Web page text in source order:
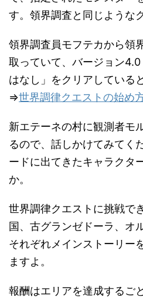
す。領界調査と同じような
領界調査員モフテカから領
取っていて、バージョン
はなし」をクリアしている
⇒世界調律クエストの始め
新エテーネの村に観測者モ
るので、話しかけてみてく
ードに出てきたキャラクタ
か。
世界調律クエストに挑戦で
国、古グランゼドーラ、オ
それぞれメインストーリー
ますよ。
報酬はエリアを達成するご